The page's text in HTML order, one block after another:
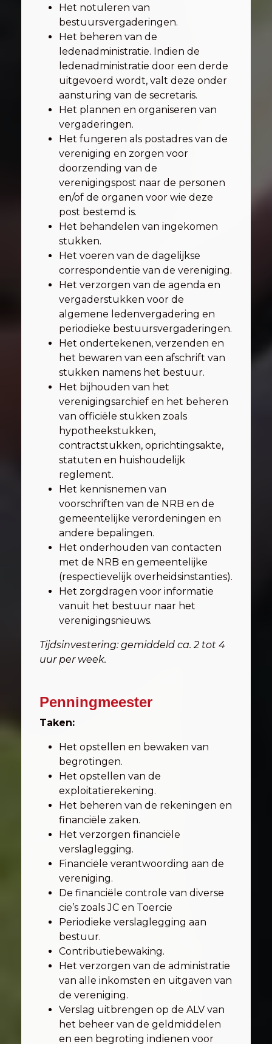
Het notuleren van
bestuursvergaderingen.
Het beheren van de
ledenadministratie. Indien de
ledenadministratie door een derde
uitgevoerd wordt, valt deze onder
aansturing van de secretaris.
Het plannen en organiseren van
vergaderingen.
Het fungeren als postadres van de
vereniging en zorgen voor
doorzending van de
verenigingspost naar de personen
en/of de organen voor wie deze
post bestemd is.
Het behandelen van ingekomen
stukken.
Het voeren van de dagelijkse
correspondentie van de vereniging.
Het verzorgen van de agenda en
vergaderstukken voor de
algemene ledenvergadering en
periodieke bestuursvergaderingen.
Het ondertekenen, verzenden en
het bewaren van een afschrift van
stukken namens het bestuur.
Het bijhouden van het
verenigingsarchief en het beheren
van officiële stukken zoals
hypotheekstukken,
contractstukken, oprichtingsakte,
statuten en huishoudelijk
reglement.
Het kennisnemen van
voorschriften van de NRB en de
gemeentelijke verordeningen en
andere bepalingen.
Het onderhouden van contacten
met de NRB en gemeentelijke
(respectievelijk overheidsinstanties).
Het zorgdragen voor informatie
vanuit het bestuur naar het
verenigingsnieuws.
Tijdsinvestering: gemiddeld ca. 2 tot 4
uur per week.
Penningmeester
Taken:
Het opstellen en bewaken van
begrotingen.
Het opstellen van de
exploitatierekening.
Het beheren van de rekeningen en
financiële zaken.
Het verzorgen financiële
verslaglegging.
Financiële verantwoording aan de
vereniging.
De financiële controle van diverse
cie’s zoals JC en Toercie
Periodieke verslaglegging aan
bestuur.
Contributiebewaking.
Het verzorgen van de administratie
van alle inkomsten en uitgaven van
de vereniging.
Verslag uitbrengen op de ALV van
het beheer van de geldmiddelen
en een begroting indienen voor